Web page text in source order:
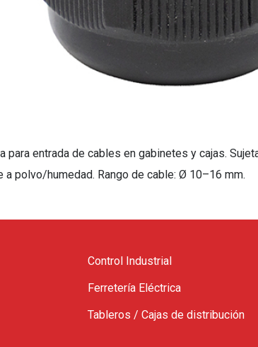
para entrada de cables en gabinetes y cajas.
polvo/humedad. Rango de cable: Ø 10–16 mm.
Control Industrial
Ferretería Eléctrica
Tableros / Cajas de distribución